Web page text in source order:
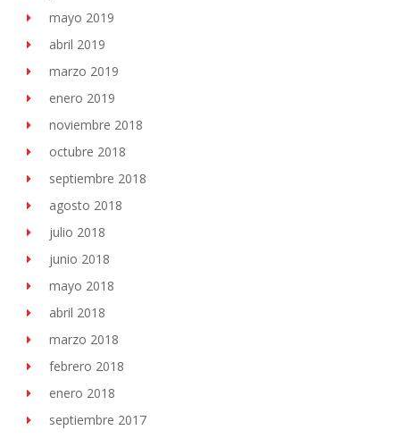
mayo 2019
abril 2019
marzo 2019
enero 2019
noviembre 2018
octubre 2018
septiembre 2018
agosto 2018
julio 2018
junio 2018
mayo 2018
abril 2018
marzo 2018
febrero 2018
enero 2018
septiembre 2017